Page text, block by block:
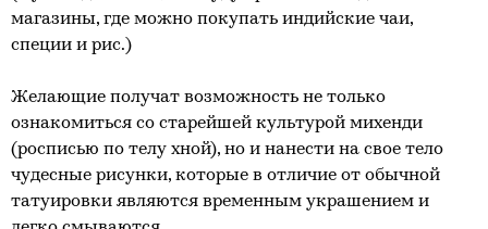
магазины, где можно покупать индийские чаи,
специи и рис.)
Желающие получат возможность не только
ознакомиться со старейшей культурой михенди
(росписью по телу хной), но и нанести на свое тело
чудесные рисунки, которые в отличие от обычной
татуировки являются временным украшением и